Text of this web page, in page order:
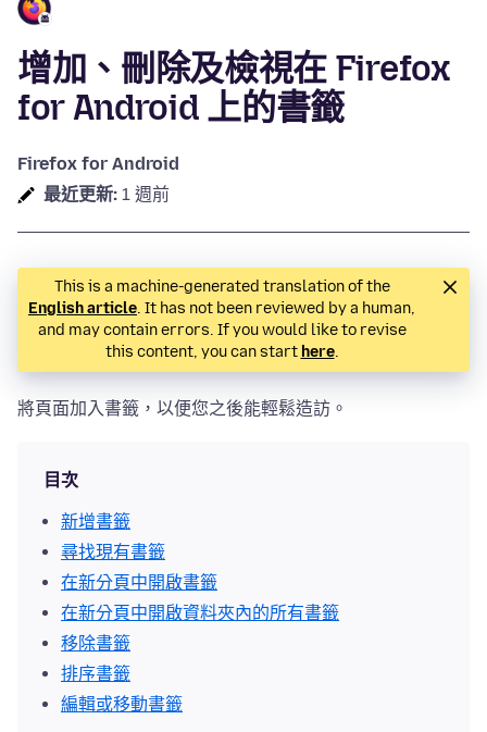
增加、刪除及檢視在 Firefox
for Android 上的書籤
Firefox for Android
最近更新: 1 週前
This is a machine-generated translation of the
English article. It has not been reviewed by a human,
and may contain errors. If you would like to revise
this content, you can start here.
將頁面加入書籤，以便您之後能輕鬆造訪。
目次
新增書籤
尋找現有書籤
在新分頁中開啟書籤
在新分頁中開啟資料夾內的所有書籤
移除書籤
排序書籤
編輯或移動書籤